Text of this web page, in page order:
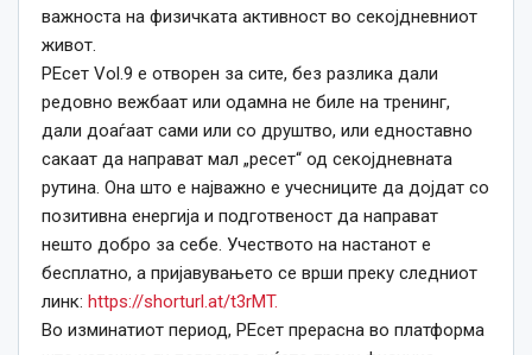
важноста на физичката активност во секојдневниот
живот.
РЕсет Vol.9 е отворен за сите, без разлика дали
редовно вежбаат или одамна не биле на тренинг,
дали доаѓаат сами или со друштво, или едноставно
сакаат да направат мал „ресет“ од секојдневната
рутина. Она што е најважно е учесниците да дојдат со
позитивна енергија и подготвеност да направат
нешто добро за себе. Учеството на настанот е
бесплатно, а пријавувањето се врши преку следниот
линк: https://shorturl.at/t3rMT.
Во изминатиот период, РЕсет прерасна во платформа